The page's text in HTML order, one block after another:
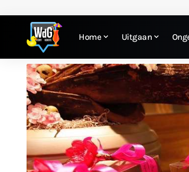
Home Uitgaan